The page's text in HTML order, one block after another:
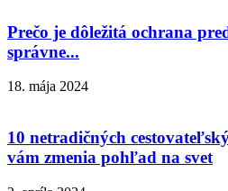
Prečo je dôležitá ochrana
správne...
18. mája 2024
10 netradičných
vám zmenia pohľad na svet